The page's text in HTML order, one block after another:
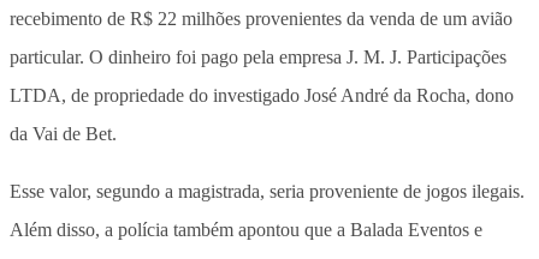
recebimento de R$ 22 milhões provenientes da venda de um avião
particular. O dinheiro foi pago pela empresa J. M. J. Participações
LTDA, de propriedade do investigado José André da Rocha, dono
da Vai de Bet.
Esse valor, segundo a magistrada, seria proveniente de jogos ilegais.
Além disso, a polícia também apontou que a Balada Eventos e